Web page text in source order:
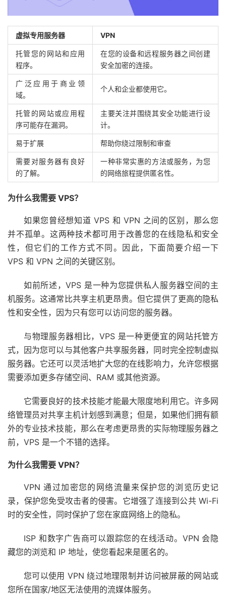
虚拟专用服务器 VPN
托管您的网站和应用
程序。
在您的设备和远程服务器之间创建
安全加密的连接。
广泛应用于商业领
域。
个人和企业都使用它。
托管的网站或应用程
序可能存在漏洞。
主要关注并围绕其安全功能进行设
计。
易于扩展 帮助你绕过限制和审查
需要对服务器有良好
的了解。
一种非常实惠的方法或服务，为您
的网络旅程提供匿名性。
为什么我需要 VPS？
如果您曾经想知道 VPS 和 VPN 之间的区别，那么您
并不孤单。这两种技术都可用于改善您的在线隐私和安全
性，但它们的工作方式不同。因此，下面简要介绍一下
VPS 和 VPN 之间的关键区别。
如前所述，VPS 是一种为您提供私人服务器空间的主
机服务。这通常比共享主机更昂贵。但它提供了更高的隐私
性和安全性，因为只有您可以访问您的服务器。
与物理服务器相比，VPS 是一种更便宜的网站托管方
式，因为您可以与其他客户共享服务器，同时完全控制虚拟
服务器。它还可以灵活地扩大您的在线影响力，允许您根据
需要添加更多存储空间、RAM 或其他资源。
它需要良好的技术技能才能最大限度地利用它。许多网
络管理员对共享主机计划感到满意；但是，如果他们拥有额
外的专业技术技能，那么在考虑更昂贵的实际物理服务器之
前，VPS 是一个不错的选择。
为什么我需要 VPN？
VPN 通过加密您的网络流量来保护您的浏览历史记
录，保护您免受攻击者的侵害。它增强了连接到公共 Wi-Fi
时的安全性，同时保护了您在家庭网络上的隐私。
ISP 和数字广告商可以跟踪您的在线活动。VPN 会隐
藏您的浏览和 IP 地址，使您看起来是匿名的。
您可以使用 VPN 绕过地理限制并访问被屏蔽的网站或
您所在国家/地区无法使用的流媒体服务。